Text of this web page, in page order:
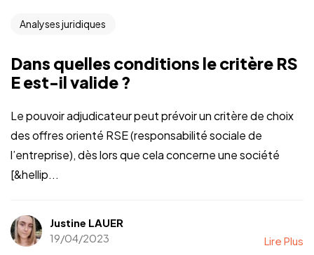
Analyses juridiques
Dans quelles conditions le critère RS
E est-il valide ?
Le pouvoir adjudicateur peut prévoir un critère de choix
des offres orienté RSE (responsabilité sociale de
l’entreprise), dès lors que cela concerne une société
[&hellip...
Justine LAUER
19/04/2023
Lire Plus